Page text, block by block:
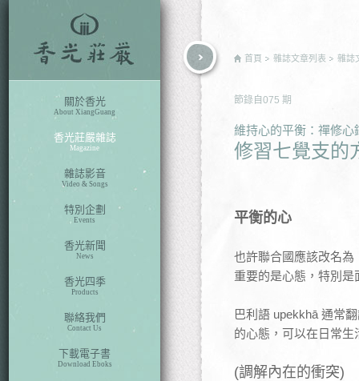
關於香光
About XiangGuang
香光莊嚴雜誌
Magazine
雜誌影音
Video & Songs
特別企劃
Events
香光新聞
News
香光四季
Products
聯絡我們
Contact Us
下載電子書
Download Eboks
首頁 雜誌文章列表 雜誌
節錄自 075 期
維持心的平衡：禪修心
修習七覺支的
平衡的心
也許聯合國應該改名為
重要的是心態，特別
巴利語 upekkhā 通常
的心態，可以在日常
(調解內在的衝突)